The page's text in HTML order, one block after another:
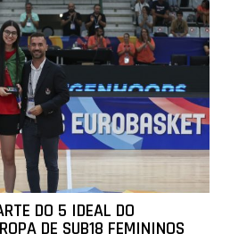
DO 5 IDEAL DO
DE SUB18 FEMININOS